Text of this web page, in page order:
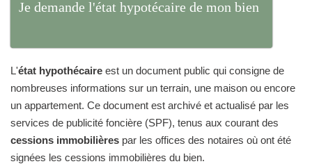
Je demande l'état hypotécaire de mon bien
L'état hypothécaire est un document public qui consigne de
nombreuses informations sur un terrain, une maison ou encore
un appartement. Ce document est archivé et actualisé par les
services de publicité foncière (SPF), tenus aux courant des
cessions immobilières par les offices des notaires où ont été
signées les cessions immobilières du bien.